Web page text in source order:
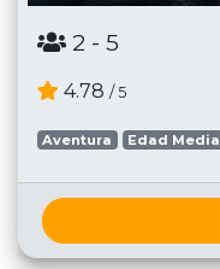
2 - 5
4.78 / 5
Aventura Edad Media